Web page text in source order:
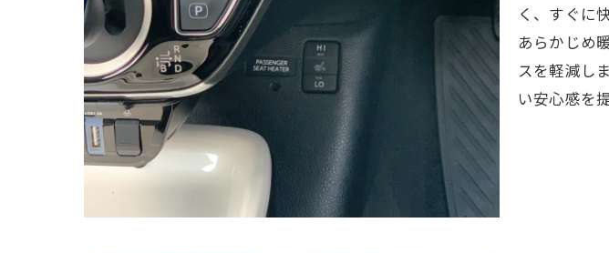
く、すぐに
あらかじめ
スを軽減し
い安心感を